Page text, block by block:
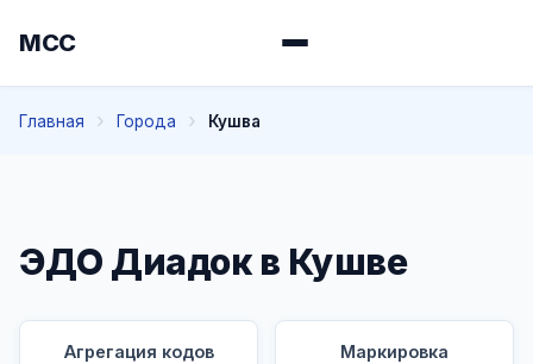
МСС
Главная Города Кушва
ЭДО Диадок в Кушве
Агрегация кодов
Маркировка